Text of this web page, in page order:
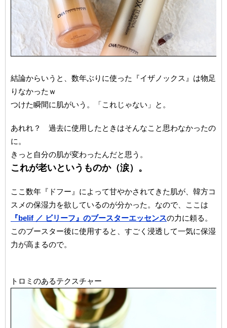
結論からいうと、数年ぶりに使った『イザノックス』は物足
りなかったｗ
つけた瞬間に肌がいう。「これじゃない」と。
あれれ？ 過去に使用したときはそんなこと思わなかったの
に。
きっと自分の肌が変わったんだと思う。
これが老いというものか（涙）。
ここ数年『ドフー』によって甘やかされてきた肌が、韓方コ
スメの保湿力を欲しているのが分かった。なので、ここは
『belif ／ ビリーフ』のブースターエッセンスの力に頼る。
このブースター後に使用すると、すごく浸透して一気に保湿
力が高まるので。
トロミのあるテクスチャー